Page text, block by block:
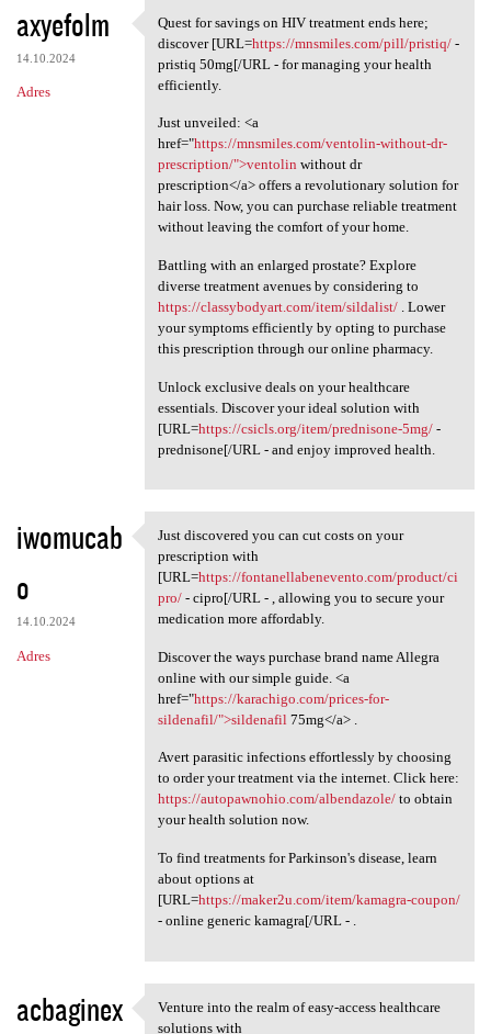
axyefolm
14.10.2024
Adres
Quest for savings on HIV
Quest for savings on HIV treatment ends here;
discover [URL=https://mnsmiles.com/pill/pristiq/-
pristiq 50mg[/URL - for managing your health
efficiently.
Just unveiled: <a
href="https://mnsmiles.com/ventolin-without-dr-
prescription/">ventolin without dr
prescription</a> offers a revolutionary solution for
hair loss. Now, you can purchase reliable treatment
without leaving the comfort of your home.
Battling with an enlarged prostate? Explore
diverse treatment avenues by considering to
https://classybodyart.com/item/sildalist/. Lower
your symptoms efficiently by opting to purchase
this prescription through our online pharmacy.
Unlock exclusive deals on your healthcare
essentials. Discover your ideal solution with
[URL=https://csicls.org/item/prednisone-5mg/-
prednisone[/URL - and enjoy improved health.
iwomucab
o
14.10.2024
Adres
Just discovered you can cut
Just discovered you can cut costs on your
prescription with
[URL=https://fontanellabenevento.com/product/ci
pro/- cipro[/URL - , allowing you to secure your
medication more affordably.
Discover the ways purchase brand name Allegra
online with our simple guide. <a
href="https://karachigo.com/prices-for-
sildenafil/">sildenafil 75mg</a> .
Avert parasitic infections effortlessly by choosing
to order your treatment via the internet. Click here:
https://autopawnohio.com/albendazole/to obtain
your health solution now.
To find treatments for Parkinson's disease, learn
about options at
[URL=https://maker2u.com/item/kamagra-coupon/
- online generic kamagra[/URL - .
acbaginex Venture into the realm of
Venture into the realm of easy-access healthcare
solutions with